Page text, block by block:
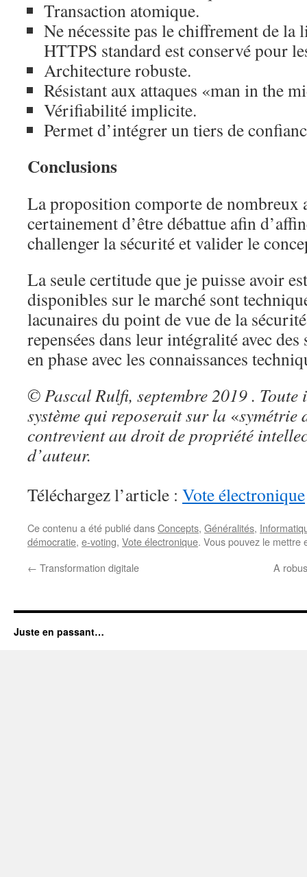
Transaction atomique.
Ne nécessite pas le chiffrement de
HTTPS standard est conservé pour
Architecture robuste.
Résistant aux attaques «man in the
Vérifiabilité implicite.
Permet d’intégrer un tiers de
Conclusions
La proposition comporte de nombreux
certainement d’être débattue afin
challenger la sécurité et valider le
La seule certitude que je puisse avoir
disponibles sur le marché sont
lacunaires du point de vue de la
repensées dans leur intégralité avec
en phase avec les connaissances
©Pascal Rulfi, septembre 2019. Toute
système qui reposerait sur la «symétrie
contrevient au droit de propriété
d’auteur.
Téléchargez l’article : Vote électronique
Ce contenu a été publié dansConcepts, Généralités,
démocratie, e-voting, Vote électronique. Vous pouvez le mettre
← Transformation digitale A
Juste en passant…